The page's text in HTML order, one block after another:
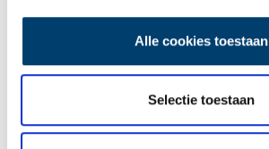
Alle cookies toestaan
Selectie toestaan
c.staal@franshalsmuseum.nl.